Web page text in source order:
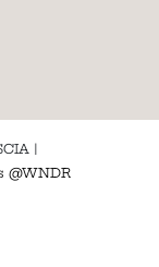
|
@WNDR